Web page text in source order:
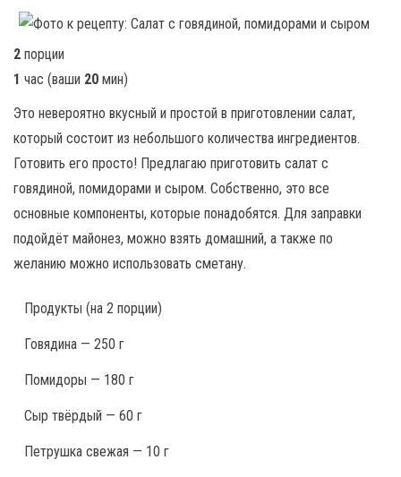
2 порции
1 час (ваши 20 мин)
Это невероятно вкусный и простой в приготовлении салат,
который состоит из небольшого количества ингредиентов.
Готовить его просто! Предлагаю приготовить салат с
говядиной, помидорами и сыром. Собственно, это все
основные компоненты, которые понадобятся. Для заправки
подойдёт майонез, можно взять домашний, а также по
желанию можно использовать сметану.
Продукты (на 2 порции)
Говядина — 250 г
Помидоры — 180 г
Сыр твёрдый — 60 г
Петрушка свежая — 10 г